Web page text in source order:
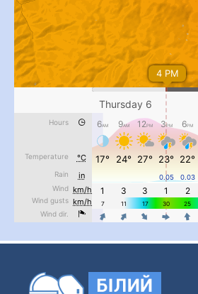
#PipIvanToday...
pimrec_project